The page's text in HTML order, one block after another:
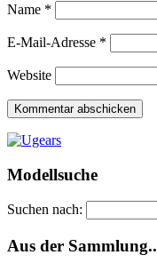
Name *
E-Mail-Adresse *
Website
Modellsuche
Suchen nach:
Aus der